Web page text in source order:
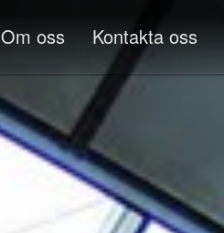
Om oss Kontakta oss